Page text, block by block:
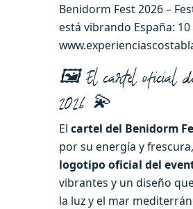
Benidorm Fest 2026 –
está vibrando España:
🖼️ El cartel oficial
2026 💫
El cartel del Benidorm
por su energía y
logotipo oficial del
vibrantes y un diseño
la luz y el mar